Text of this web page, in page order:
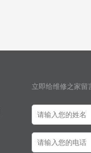
立即给维修之家留